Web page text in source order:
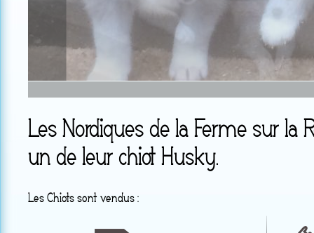
Les Nordiques de la Ferme sur la
un de leur chiot Husky.
Les Chiots sont vendus :